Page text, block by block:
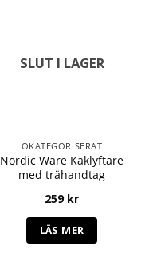
SLUT I LAGER
OKATEGORISERAT
Nordic Ware Kaklyftare
med trähandtag
259 kr
LÄS MER